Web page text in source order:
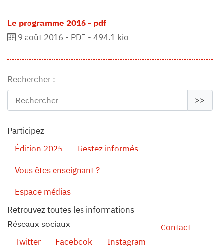
Le programme 2016 - pdf
9 août 2016 - PDF - 494.1 kio
Rechercher :
>>
Participez
Édition 2025
Restez informés
Vous êtes enseignant ?
Espace médias
Retrouvez toutes les informations
Réseaux sociaux
Twitter
Facebook Instagram
Contact